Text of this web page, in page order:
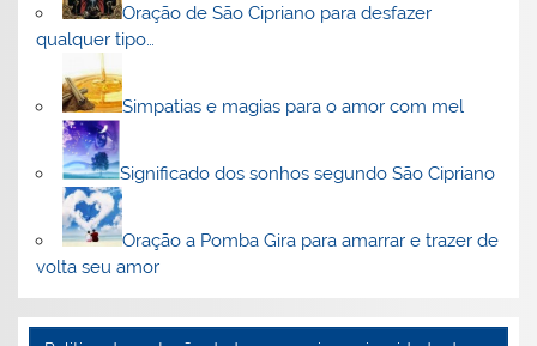
Oração de São Cipriano para desfazer
qualquer tipo…
Simpatias e magias para o amor com mel
Significado dos sonhos segundo São Cipriano
Oração a Pomba Gira para amarrar e trazer de
volta seu amor